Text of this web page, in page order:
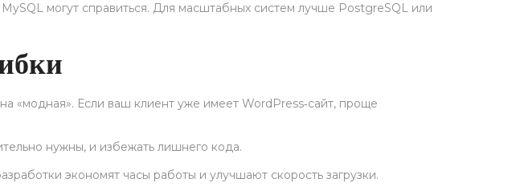
могут справиться. Для масштабных систем лучше PostgreSQL или
«модная». Если ваш клиент уже имеет WordPress‑сайт, проще
нужны, и избежать лишнего кода.
экономят часы работы и улучшают скорость загрузки.